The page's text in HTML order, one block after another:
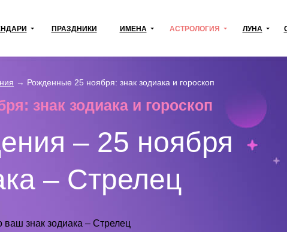
ПРАЗДНИКИ ИМЕНА АСТРОЛОГИЯ ЛУНА
→ Рожденные 25 ноября: знак зодиака и гороскоп
знак зодиака и гороскоп
– 25 ноября
– Стрелец
знак зодиака – Стрелец